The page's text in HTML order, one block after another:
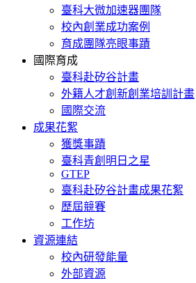
臺科大微加速器團隊
校內創業成功案例
育成團隊亮眼事蹟
國際育成
臺科赴矽谷計畫
外籍人才創新創業培訓計畫
國際交流
成果花絮
獲獎事蹟
臺科青創明日之星
GTEP
臺科赴矽谷計畫成果花絮
歷屆競賽
工作坊
資源連結
校內研發能量
外部資源